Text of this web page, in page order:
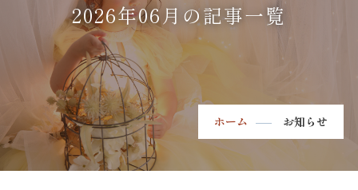
2026年06月の記事一覧
ホーム お知らせ